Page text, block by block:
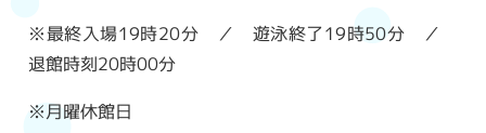
※最終入場19時20分 ／ 遊泳終了19時50分 ／
退館時刻20時00分
※月曜休館日